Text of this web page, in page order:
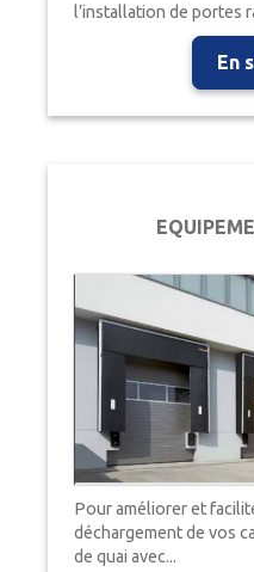
l’installation de portes
En
Pour améliorer et
déchargement de vos
de quai avec...